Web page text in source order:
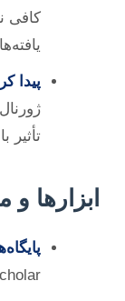
کافی
پیدا
تأثیر
ابزارها و